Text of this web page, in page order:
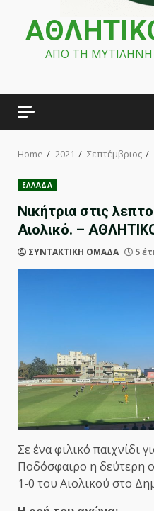
ΑΠΟ ΤΗ ΜΥΤΙΛΗΝΗ
Home 2021 Σεπτέμβριος
ΕΛΛΑΔΑ
Νικήτρια στις
Αιολικό. –
ΣΥΝΤΑΚΤΙΚΗ ΟΜΑΔΑ 5
Σε ένα φιλικό παιχνίδι
Ποδόσφαιρο η δεύτερη
1-0 του Αιολικού στο